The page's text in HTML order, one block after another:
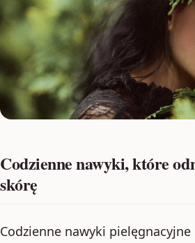
Codzienne nawyki, które
skórę
Codzienne nawyki